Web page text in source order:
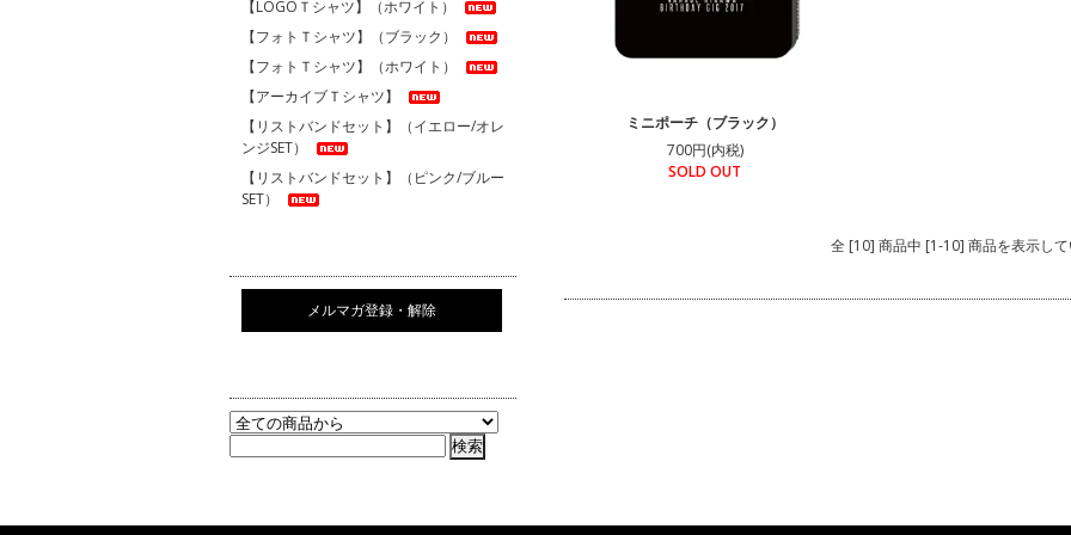
ミニポーチ（ブラック）
700円(内税)
SOLD OUT
全 [10] 商品中 [1-10] 商品を表示し
【LOGOＴシャツ】（ホワイト）
【フォトＴシャツ】（ブラック）
【フォトＴシャツ】（ホワイト）
【アーカイブＴシャツ】
【リストバンドセット】（イエロー/オレ
ンジSET）
【リストバンドセット】（ピンク/ブルー
SET）
メルマガ登録・解除